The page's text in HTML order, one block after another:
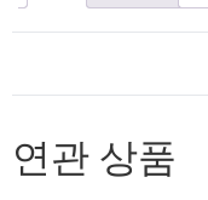
연관 상품